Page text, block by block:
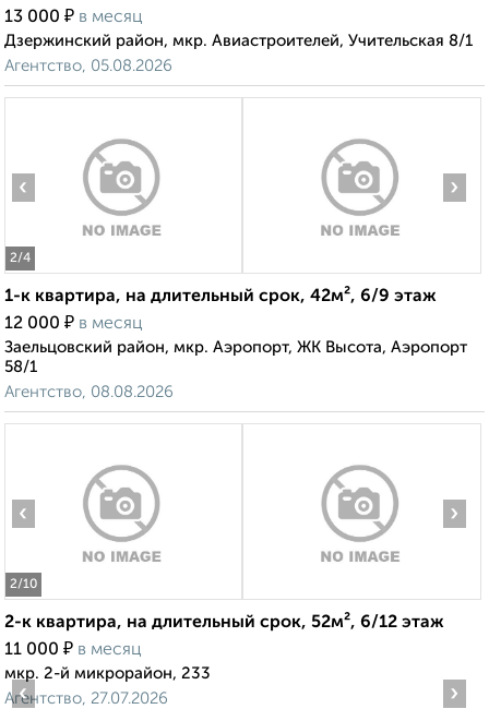
13 000 ₽ в месяц
Дзержинский район, мкр. Авиастроителей, Учительская 8/1
Агентство, 05.08.2026
2/4
‹ ›
1-к квартира, на длительный срок, 42м², 6/9 этаж
12 000 ₽ в месяц
Заельцовский район, мкр. Аэропорт, ЖК Высота, Аэропорт
58/1
Агентство, 08.08.2026
2/10
‹ ›
2-к квартира, на длительный срок, 52м², 6/12 этаж
11 000 ₽ в месяц
мкр. 2-й микрорайон, 233
Агентство, 27.07.2026
‹ ›